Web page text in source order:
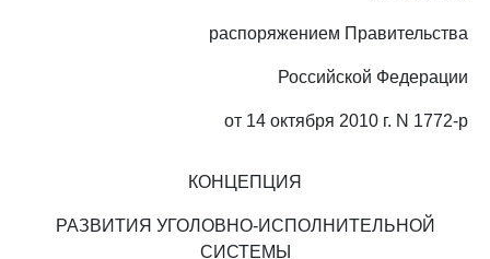
распоряжением Правительства
Российской Федерации
от 14 октября 2010 г. N 1772-р
КОНЦЕПЦИЯ
РАЗВИТИЯ УГОЛОВНО-ИСПОЛНИТЕЛЬНОЙ
СИСТЕМЫ